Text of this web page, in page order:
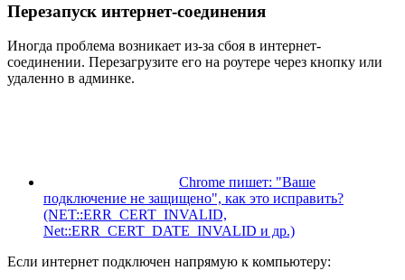
Перезапуск интернет-соединения
Иногда проблема возникает из-за сбоя в интернет-
соединении. Перезагрузите его на роутере через кнопку или
удаленно в админке.
Chrome пишет: "Ваше
подключение не защищено", как это исправить?
(NET::ERR_CERT_INVALID,
Net::ERR_CERT_DATE_INVALID и др.)
Если интернет подключен напрямую к компьютеру: